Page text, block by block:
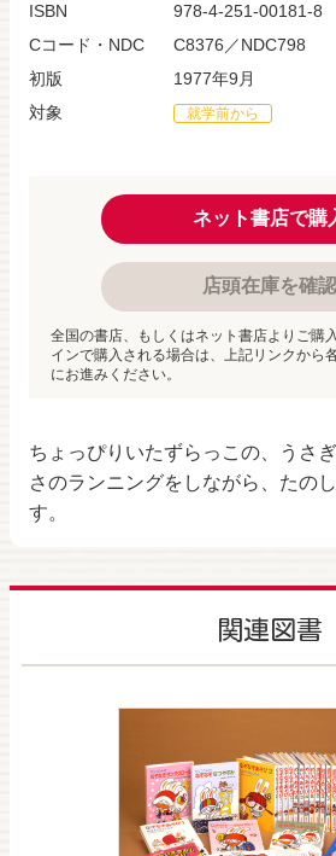
ちょっぴりいたずらっこの、うさ
さのランニングをしながら、たの
す。
ISBN
978-4-251-00181-8
Cコード・NDC
C8376／NDC798
初版
1977年9月
対象
就学前から
ネット書店で購
店頭在庫を確認
全国の書店、もしくはネット書店よりご購
インで購入される場合は、上記リンクから
にお進みください。
関連図書